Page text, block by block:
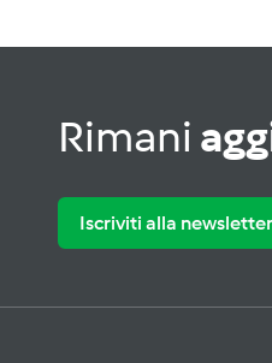
Rimani
Iscriviti alla newsletter